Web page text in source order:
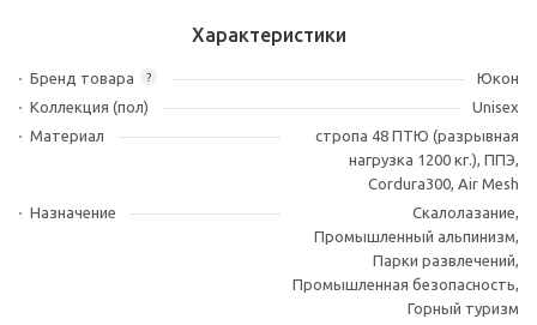
Характеристики
?
Бренд товара
Юкон
Коллекция (пол)
Unisex
Материал
стропа 48 ПТЮ (разрывная
нагрузка 1200 кг.), ППЭ,
Cordura300, Air Mesh
Назначение
Скалолазание,
Промышленный альпинизм,
Парки развлечений,
Промышленная безопасность,
Горный туризм